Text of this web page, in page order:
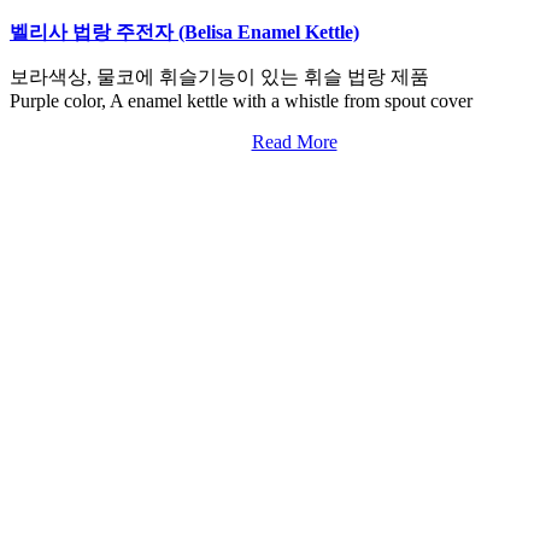
벨리사 법랑 주전자 (Belisa Enamel Kettle)
보라색상, 물코에 휘슬기능이 있는 휘슬 법랑 제품
Purple color, A enamel kettle with a whistle from spout cover
Read More